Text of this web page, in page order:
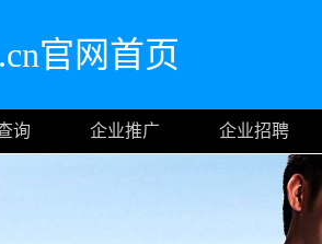
官网首页
询 企业推广 企业招聘